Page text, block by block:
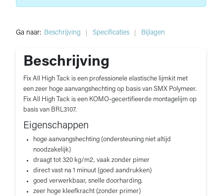
Ga naar: Beschrijving Specificaties Bijlagen
Beschrijving
Fix All High Tack is een professionele elastische lijmkit met
een zeer hoge aanvangshechting op basis van SMX Polymeer.
Fix All High Tack is een KOMO-gecertifieerde montagelijm op
basis van BRL3107.
Eigenschappen
hoge aanvangshechting (ondersteuning niet altijd
noodzakelijk)
draagt tot 320 kg/m2, vaak zonder pimer
direct vast na 1 minuut (goed aandrukken)
goed verwerkbaar, snelle doorharding.
zeer hoge kleefkracht (zonder primer)